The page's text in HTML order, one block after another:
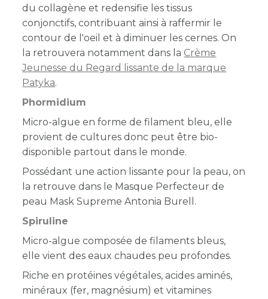
du collagène et redensifie les tissus
conjonctifs, contribuant ainsi à raffermir le
contour de l'oeil et à diminuer les cernes. On
la retrouvera notamment dans la Crème
Jeunesse du Regard lissante de la marque
Patyka.
Phormidium
Micro-algue en forme de filament bleu, elle
provient de cultures donc peut être bio-
disponible partout dans le monde.
Possédant une action lissante pour la peau, on
la retrouve dans le Masque Perfecteur de
peau Mask Supreme Antonia Burell.
Spiruline
Micro-algue composée de filaments bleus,
elle vient des eaux chaudes peu profondes.
Riche en protéines végétales, acides aminés,
minéraux (fer, magnésium) et vitamines